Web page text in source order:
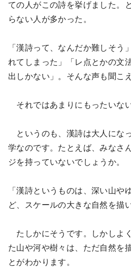
ての人がこの詩を挙げました。
らない人が多かった。
「漢詩って、なんだか難しそう
れてしまった」「レ点とかの文
出しかない」。そんな声も聞こ
それではあまりにもったいない
というのも、漢詩は大人にな
学なのです。たとえば、みなさ
ジを持っていないでしょうか。
「漢詩というものは、深い山や
ど、スケールの大きな自然を描
たしかにそうです。しかしよ
た山や河や樹々は、ただ自然を
とがわかります。